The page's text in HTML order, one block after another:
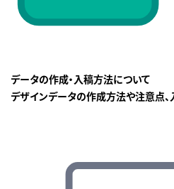
データの作成・入稿方法について
デザインデータの作成方法や注意点、